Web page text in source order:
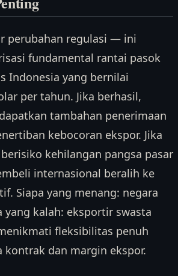
perubahan regulasi — ini
fundamental rantai pasok
Indonesia yang bernilai
per tahun. Jika berhasil,
tambahan penerimaan
kebocoran ekspor. Jika
kehilangan pangsa pasar
internasional beralih ke
Siapa yang menang: negara
yang kalah: eksportir swasta
fleksibilitas penuh
kontrak dan margin ekspor.